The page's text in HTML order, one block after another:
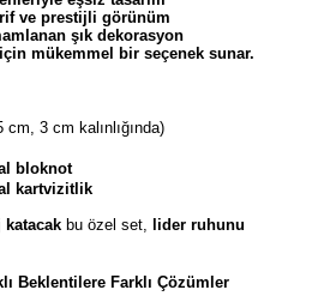
ve prestijli görünüm
şık dekorasyon
mükemmel bir seçenek sunar.
cm, 3 cm kalınlığında)
bloknot
kartvizitlik
katacak bu özel set, lider ruhunu
Beklentilere Farklı Çözümler